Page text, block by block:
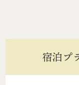
宿泊プ